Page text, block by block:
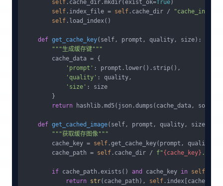
self .cache_dir.mkdir(exist_ok=True)
self .index_file = self .cache_dir /
self .load_index()
def get_cache_key( self, prompt, quality, size):
"""生成缓存键"""
        cache_data = {
'prompt' : prompt.lower().strip(),
'quality' : quality,
'size' : size
        }
return hashlib.md5(json.dumps(cache_data,
def get_cached_image( self, prompt, quality, size
"""获取缓存图像"""
        cache_key =
self .get_cache_key(prompt, quality,
        cache_path =
self .cache_dir / f"{cache_key} .png"
if cache_path.exists() and cache_key in self
return str(cache_path), self .index[cache_key]